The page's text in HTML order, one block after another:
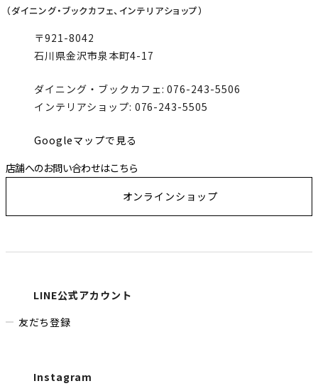
（ダイニング・ブックカフェ、 インテリアショップ）
〒921-8042
石川県金沢市泉本町4-17
ダイニング・ブックカフェ:076-243-5506
インテリアショップ: 076-243-5505
Googleマップで見る
店舗へのお問い合わせはこちら
オンラインショップ
LINE公式アカウント
友だち登録
Instagram